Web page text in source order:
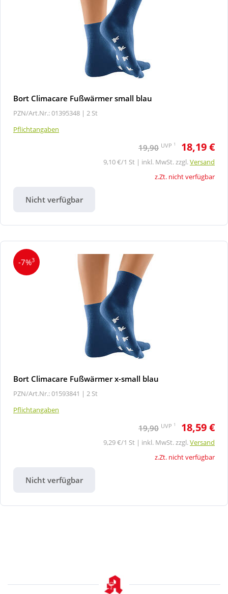
Bort Climacare Fußwärmer small blau
PZN/Art.Nr.: 01395348 | 2 St
Pflichtangaben
19,90 UVP 1 18,19 €
9,10 €/1 St | inkl. MwSt. zzgl.Versand
z.Zt. nicht verfügbar
Nicht verfügbar
-7%3
Bort Climacare Fußwärmer x-small blau
PZN/Art.Nr.: 01593841 | 2 St
Pflichtangaben
19,90 UVP 1 18,59 €
9,29 €/1 St | inkl. MwSt. zzgl.Versand
z.Zt. nicht verfügbar
Nicht verfügbar